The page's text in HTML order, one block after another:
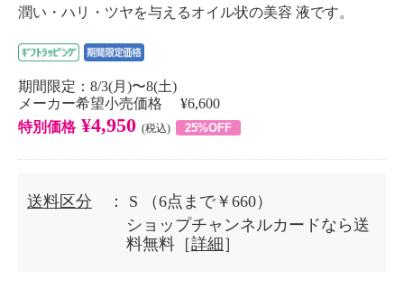
潤い・ハリ・ツヤを与えるオイル状の美容 液です。
期間限定：8/3(月)〜8(土)
メーカー希望小売価格 ¥6,600
特別価格 ¥4,950 (税込) 25%OFF
送料区分 ： S
（6点まで￥660）
ショップチャンネルカードなら送
料無料［詳細 ］